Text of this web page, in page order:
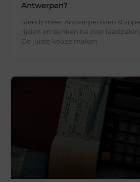
Antwerpen?
Steeds meer Antwerpenaren
rijden en denken na over
De juiste keuze maken